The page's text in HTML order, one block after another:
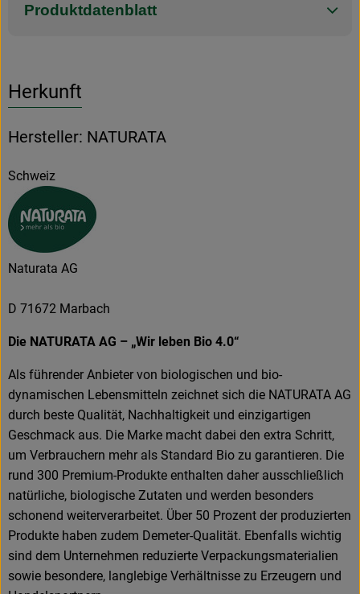
Produktdatenblatt
Herkunft
Hersteller: NATURATA
Schweiz
Naturata AG
D 71672 Marbach
Die NATURATA AG – „Wir leben Bio 4.0“
Als führender Anbieter von biologischen und bio-
dynamischen Lebensmitteln zeichnet sich die NATURATA AG
durch beste Qualität, Nachhaltigkeit und einzigartigen
Geschmack aus. Die Marke macht dabei den extra Schritt,
um Verbrauchern mehr als Standard Bio zu garantieren. Die
rund 300 Premium-Produkte enthalten daher ausschließlich
natürliche, biologische Zutaten und werden besonders
schonend weiterverarbeitet. Über 50 Prozent der produzierten
Produkte haben zudem Demeter-Qualität. Ebenfalls wichtig
sind dem Unternehmen reduzierte Verpackungsmaterialien
sowie besondere, langlebige Verhältnisse zu Erzeugern und